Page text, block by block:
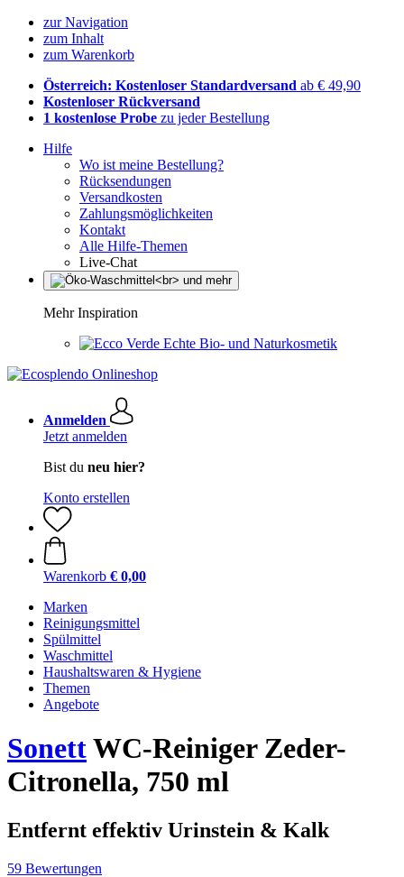
zur Navigation
zum Inhalt
zum Warenkorb
Österreich: Kostenloser Standardversand ab € 49,90
Kostenloser Rückversand
1 kostenlose Probe zu jeder Bestellung
Hilfe
Wo ist meine Bestellung?
Rücksendungen
Versandkosten
Zahlungsmöglichkeiten
Kontakt
Alle Hilfe-Themen
Live-Chat
Mehr Inspiration
Echte Bio- und Naturkosmetik
Anmelden
Jetzt anmelden
Bist du neu hier?
Konto erstellen
Warenkorb € 0,00
Marken
Reinigungsmittel
Spülmittel
Waschmittel
Haushaltswaren & Hygiene
Themen
Angebote
SonettWC-Reiniger Zeder-
Citronella, 750 ml
Entfernt effektiv Urinstein & Kalk
59 Bewertungen